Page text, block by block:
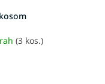
(3 kos.)